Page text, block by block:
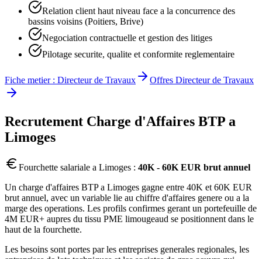
Relation client haut niveau face a la concurrence des
bassins voisins (Poitiers, Brive)
Negociation contractuelle et gestion des litiges
Pilotage securite, qualite et conformite reglementaire
Fiche metier : Directeur de Travaux Offres Directeur de Travaux
Recrutement Charge d'Affaires BTP a
Limoges
Fourchette salariale a Limoges : 40K - 60K EUR brut annuel
Un charge d'affaires BTP a Limoges gagne entre 40K et 60K EUR
brut annuel, avec un variable lie au chiffre d'affaires genere ou a la
marge des operations. Les profils confirmes gerant un portefeuille de
4M EUR+ aupres du tissu PME limougeaud se positionnent dans le
haut de la fourchette.
Les besoins sont portes par les entreprises generales regionales, les